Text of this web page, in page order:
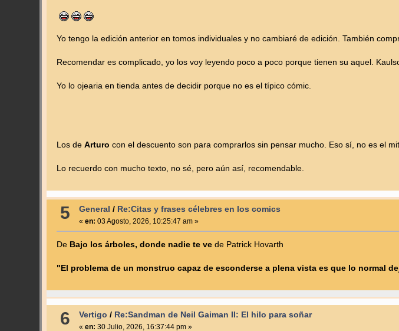
Yo tengo la edición anterior en tomos individuales y no cambiaré de edición. También
Recomendar es complicado, yo los voy leyendo poco a poco porque tienen su aquel.
Yo lo ojearia en tienda antes de decidir porque no es el típico cómic.
Los de Arturo con el descuento son para comprarlos sin pensar mucho. Eso sí, no es el
Lo recuerdo con mucho texto, no sé, pero aún así, recomendable.
5 General / Re:Citas y frases célebres en los comics
« en: 03 Agosto, 2026, 10:25:47 am »
De Bajo los árboles, donde nadie te vede Patrick Hovarth
"El problema de un monstruo capaz de esconderse a plena vista es que lo normal
6 Vertigo / Re:Sandman de Neil Gaiman II: El hilo para soñar
« en: 30 Julio, 2026, 16:37:44 pm »